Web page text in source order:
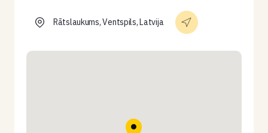
Rātslaukums, Ventspils, Latvija